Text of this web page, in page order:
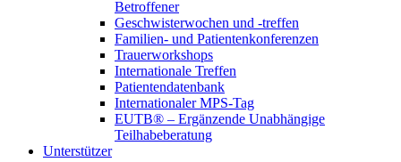
Betroffener
Geschwisterwochen und -treffen
Familien- und Patientenkonferenzen
Trauerworkshops
Internationale Treffen
Patientendatenbank
Internationaler MPS-Tag
EUTB® – Ergänzende Unabhängige
Teilhabeberatung
Unterstützer